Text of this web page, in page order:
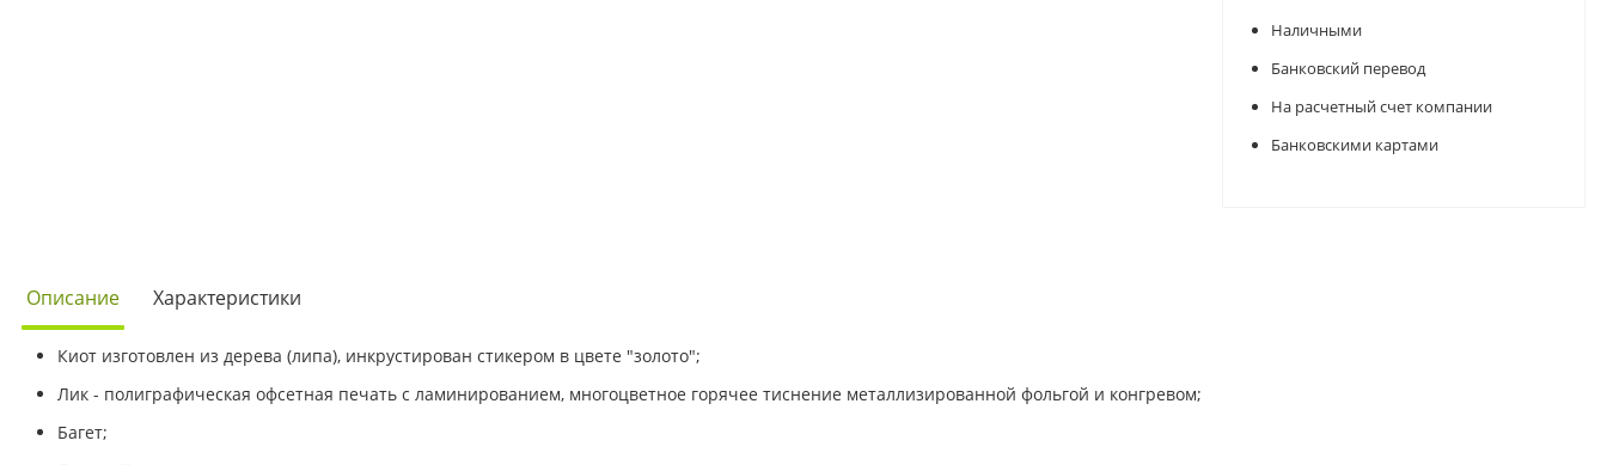
Наличными
Банковский перевод
На расчетный счет компании
Банковскими картами
Описание Характеристики
Киот изготовлен из дерева (липа), инкрустирован стикером в цвете "золото";
Лик - полиграфическая офсетная печать с ламинированием, многоцветное горячее тиснение металлизированной фольгой и конгревом;
Багет;